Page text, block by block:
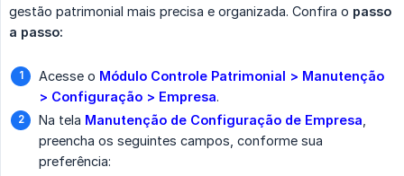
gestão patrimonial mais precisa e organizada. Confira o passo
a passo:
Acesse o Módulo Controle Patrimonial > Manutenção
> Configuração > Empresa.
Na tela Manutenção de Configuração de Empresa
preencha os seguintes campos, conforme sua
preferência: